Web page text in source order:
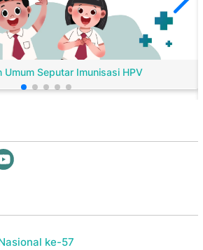
Umum Seputar Imunisasi HPV
ke-57